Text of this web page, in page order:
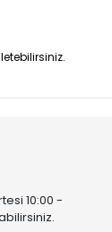
10:00 -